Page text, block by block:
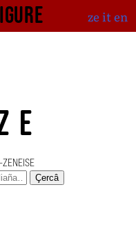
ze iten
Çercâ